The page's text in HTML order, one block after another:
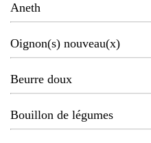
Aneth
Oignon(s) nouveau(x)
Beurre doux
Bouillon de légumes